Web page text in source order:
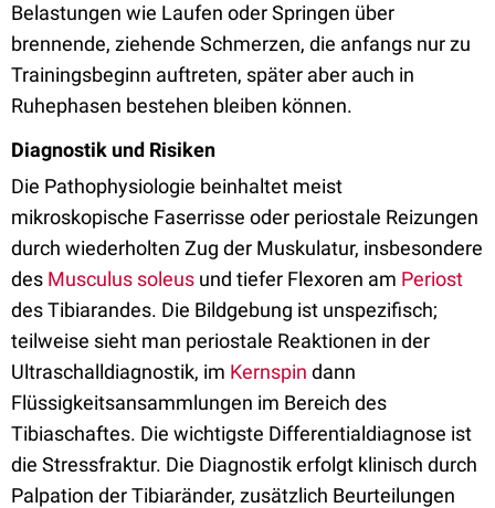
Belastungen wie Laufen oder Springen über
brennende, ziehende Schmerzen, die anfangs nur zu
Trainingsbeginn auftreten, später aber auch in
Ruhephasen bestehen bleiben können.
Diagnostik und Risiken
Die Pathophysiologie beinhaltet meist
mikroskopische Faserrisse oder periostale Reizungen
durch wiederholten Zug der Muskulatur, insbesondere
des Musculus soleus und tiefer Flexoren am Periost
des Tibiarandes. Die Bildgebung ist unspezifisch;
teilweise sieht man periostale Reaktionen in der
Ultraschalldiagnostik, im Kernspin dann
Flüssigkeitsansammlungen im Bereich des
Tibiaschaftes. Die wichtigste Differentialdiagnose ist
die Stressfraktur. Die Diagnostik erfolgt klinisch durch
Palpation der Tibiaränder, zusätzlich Beurteilungen